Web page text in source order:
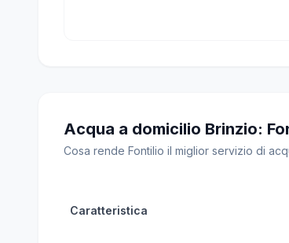
Acqua a domicilio Brinzio:
Cosa rende Fontilio il miglior servizio di
Caratteristica